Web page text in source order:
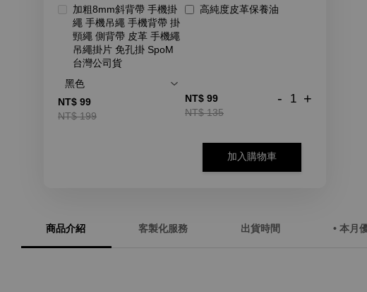
加粗8mm斜背帶 手機掛
繩 手機吊繩 手機背帶 掛
頸繩 側背帶 皮革 手機繩
吊繩掛片 免孔掛 SpoM
台灣公司貨
NT$ 99
NT$ 199
高純度皮革保養油
NT$ 99
NT$ 135
- +
加入購物車
商品介紹 客製化服務 出貨時間 • 本月